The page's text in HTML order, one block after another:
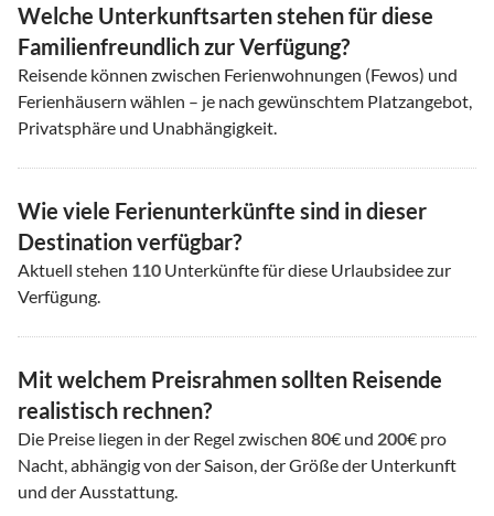
Welche Unterkunftsarten stehen für diese
Familienfreundlich zur Verfügung?
Reisende können zwischen Ferienwohnungen (Fewos) und
Ferienhäusern wählen – je nach gewünschtem Platzangebot,
Privatsphäre und Unabhängigkeit.
Wie viele Ferienunterkünfte sind in dieser
Destination verfügbar?
Aktuell stehen 110 Unterkünfte für diese Urlaubsidee zur
Verfügung.
Mit welchem Preisrahmen sollten Reisende
realistisch rechnen?
Die Preise liegen in der Regel zwischen 80€ und 200€ pro
Nacht, abhängig von der Saison, der Größe der Unterkunft
und der Ausstattung.